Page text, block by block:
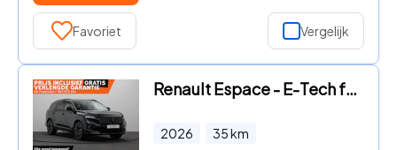
Favoriet Vergelijk
Renault Espace - E-Tech full hybrid 200 esprit Alpine 7p. | Vijf jaar garanti
2026 35km